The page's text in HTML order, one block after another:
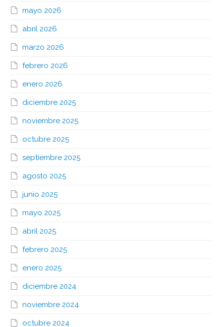
mayo 2026
abril 2026
marzo 2026
febrero 2026
enero 2026
diciembre 2025
noviembre 2025
octubre 2025
septiembre 2025
agosto 2025
junio 2025
mayo 2025
abril 2025
febrero 2025
enero 2025
diciembre 2024
noviembre 2024
octubre 2024